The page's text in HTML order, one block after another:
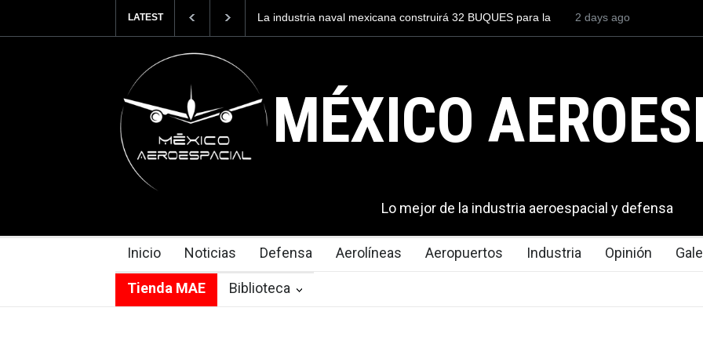
LATEST
La industria naval mexicana construirá 32 BUQUES para la
Entrenar a un piloto para volar los
2 days ago
MÉXICO
Lo mejor de la industria aeroespacial y defensa
Inicio Noticias Defensa Aerolíneas Aeropuertos Industria Opinión
Tienda MAE Biblioteca